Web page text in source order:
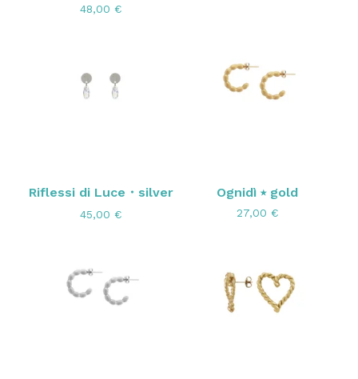
48,00 €
Riflessi di Luce・silver
45,00 €
Ognidì ⭑ gold
27,00 €